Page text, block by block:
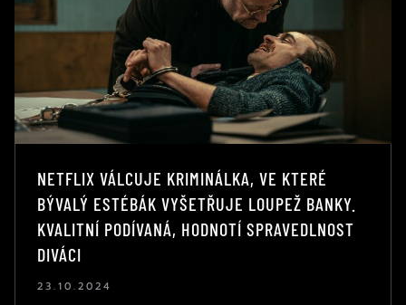
NETFLIX VÁLCUJE KRIMINÁLKA, VE KTERÉ
BÝVALÝ ESTÉBÁK VYŠETŘUJE LOUPEŽ BANKY.
KVALITNÍ PODÍVANÁ, HODNOTÍ SPRAVEDLNOST
DIVÁCI
23.10.2024